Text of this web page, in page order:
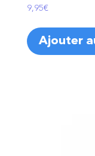
9,95€
Ajouter